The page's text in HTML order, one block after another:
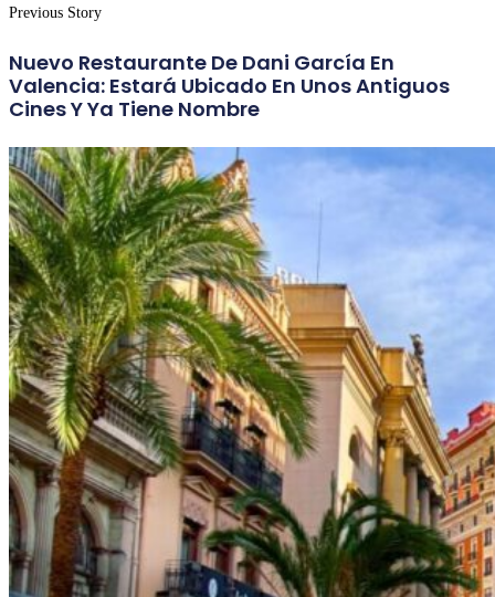
Previous Story
Nuevo Restaurante De Dani García En
Valencia: Estará Ubicado En Unos Antiguos
Cines Y Ya Tiene Nombre